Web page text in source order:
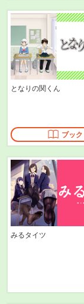
となりの関くん
ブック
みるタイツ